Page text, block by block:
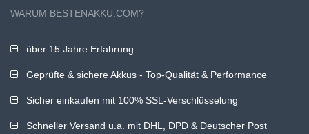
WARUM BESTENAKKU.COM?
über 15 Jahre Erfahrung
Geprüfte & sichere Akkus - Top-Qualität & Performance
Sicher einkaufen mit 100% SSL-Verschlüsselung
Schneller Versand u.a. mit DHL, DPD & Deutscher Post